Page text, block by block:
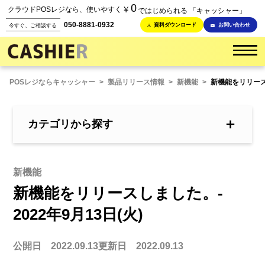
クラウドPOSレジなら、使いやすく ￥ 0ではじめられる 「キャッシャー」
今すぐ、ご相談する 050-8881-0932 資料ダウンロード お問い合わせ
POSレジならキャッシャー > 製品リリース情報 > 新機能 > 新機能をリリー
カテゴリから探す ＋
新機能
新機能をリリースしました。-
2022年9月13日(火)
公開日 2022.09.13更新日 2022.09.13